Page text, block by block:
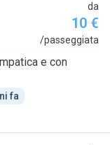
da
10 €
/passeggiata
e con
fa